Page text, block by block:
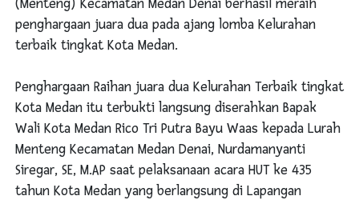
(Menteng) Kecamatan Medan Denai berhasil meraih
penghargaan juara dua pada ajang lomba Kelurahan
terbaik tingkat Kota Medan.
Penghargaan Raihan juara dua Kelurahan Terbaik tingkat
Kota Medan itu terbukti langsung diserahkan Bapak
Wali Kota Medan Rico Tri Putra Bayu Waas kepada Lurah
Menteng Kecamatan Medan Denai, Nurdamanyanti
Siregar, SE, M.AP saat pelaksanaan acara HUT ke 435
tahun Kota Medan yang berlangsung di Lapangan